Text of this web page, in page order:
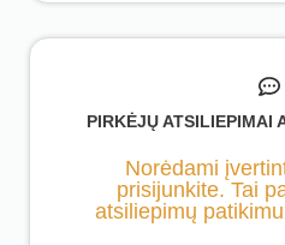
PIRKĖJŲ ATSILIEPIMAI
Norėdami
prisijunkite. Tai
atsiliepimų